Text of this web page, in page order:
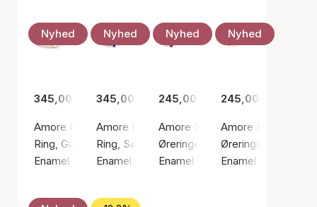
Nyhed
345,00 kr.
Amore Ring Daisy
Ring, Guld farve / Forgyldt sølv sterling 925
Enamel Copenhagen
Nyhed
345,00 kr.
Amore Ring Indigo Blue
Ring, Sølv farve / Sølv sterling 925
Enamel Copenhagen
Nyhed
245,00 kr.
Amore Studs Bordeaux
Øreringe, Sølv farve / Sølv
Enamel Copenhagen
Nyhed
245,00 kr.
Amore Studs Daisy
Øreringe, Guld
Enamel